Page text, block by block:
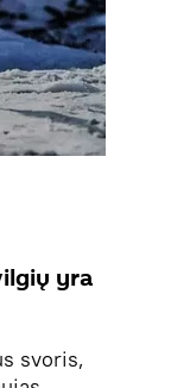
yra
svoris,